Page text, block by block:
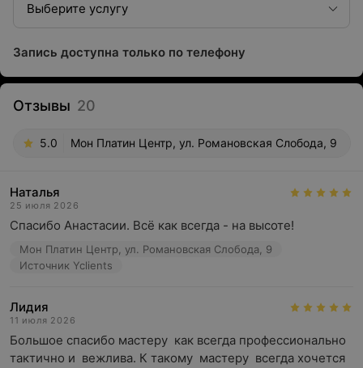
Выберите услугу
Запись доступна только по телефону
Отзывы 20
5.0 Мон Платин Центр, ул. Романовская Слобода, 9
Наталья
25 июля 2026
Спасибо Анастасии. Всё как всегда - на высоте!
Мон Платин Центр, ул. Романовская Слобода, 9
Источник Yclients
Лидия
11 июля 2026
Большое спасибо мастеру  как всегда профессионально
тактично и  вежлива. К такому  мастеру  всегда хочется